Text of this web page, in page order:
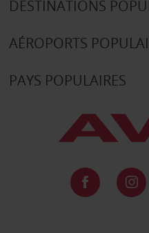
DESTINATIONS
AÉROPORTS
PAYS POPULAIRES